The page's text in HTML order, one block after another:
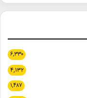
۶,۳۳۰
۴,۱۳۲
۱,۴۸۷